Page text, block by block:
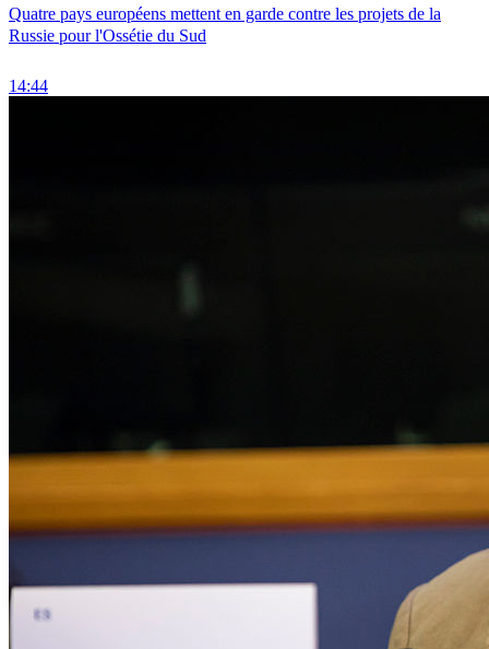
Quatre pays européens mettent en garde contre les projets de la
Russie pour l'Ossétie du Sud
14:44